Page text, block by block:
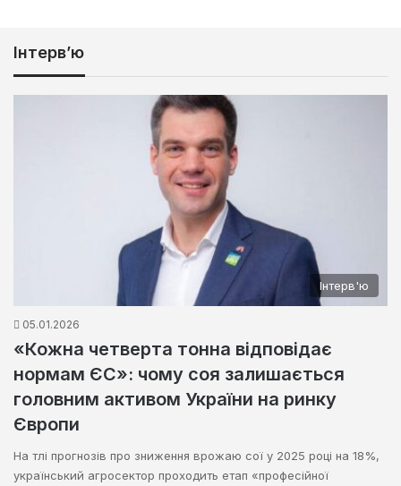
Інтерв’ю
Інтерв'ю
05.01.2026
«Кожна четверта тонна відповідає
нормам ЄС»: чому соя залишається
головним активом України на ринку
Європи
На тлі прогнозів про зниження врожаю сої у 2025 році на 18%,
український агросектор проходить етап «професійної